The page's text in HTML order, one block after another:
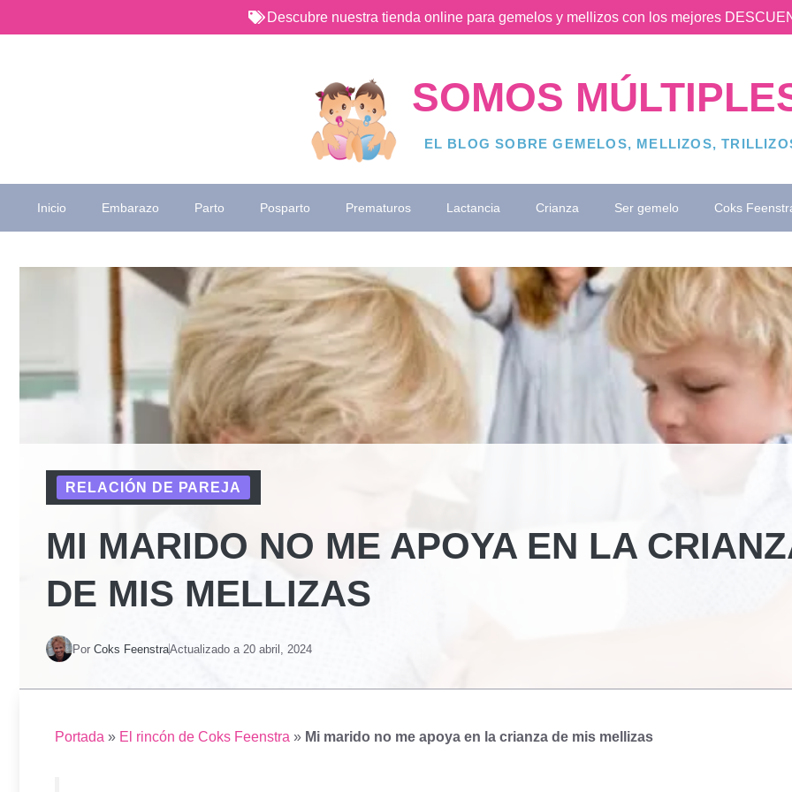
al
Descubre nuestra tienda online para gemelos y mellizos con los mejores
SOMOS
EL BLOG SOBRE GEMELOS, MELLIZOS,
Inicio Embarazo Parto Posparto Prematuros Lactancia Crianza Ser gemelo Coks
RELACIÓN DE PAREJA
MI MARIDO NO ME APOYA EN LA
DE MIS MELLIZAS
Por Coks FeenstraActualizado a 20 abril, 2024
Portada » El rincón de Coks Feenstra » Mi marido no me apoya en la crianza de mis mellizas